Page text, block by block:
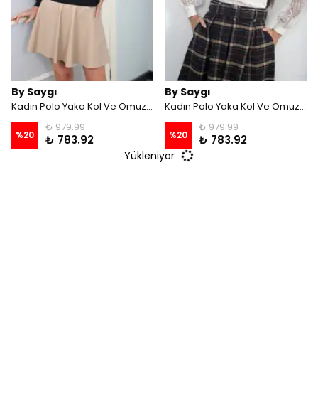
By Saygı
Kadın Polo Yaka Kol Ve Omuzları Tül Likralı Bluz - Siyah
%20
₺ 979.99
₺ 783.92
By Saygı
Kadın Polo Yaka Kol Ve Omuzları Tül Likralı Bluz - Ekru
%20
₺ 979.99
₺ 783.92
Yükleniyor